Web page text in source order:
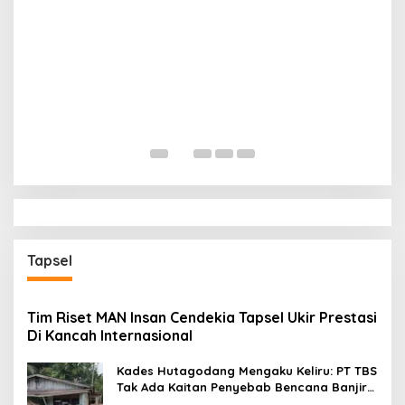
Tapsel
Tim Riset MAN Insan Cendekia Tapsel Ukir Prestasi
Di Kancah Internasional
Kades Hutagodang Mengaku Keliru: PT TBS
Tak Ada Kaitan Penyebab Bencana Banjir